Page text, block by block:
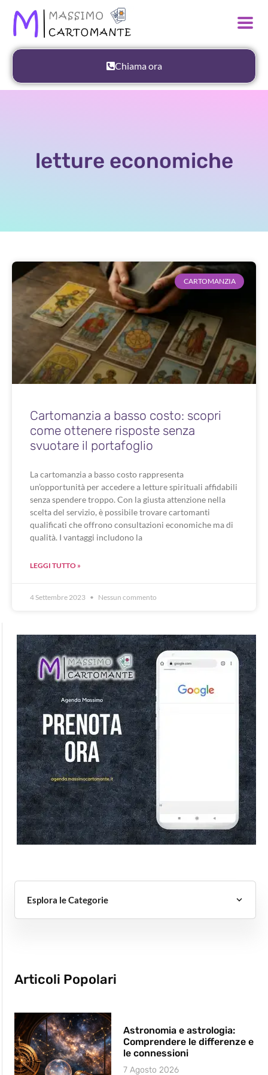
Chiama ora
letture economiche
CARTOMANZIA
Cartomanzia a basso costo: scopri
come ottenere risposte senza
svuotare il portafoglio
La cartomanzia a basso costo rappresenta
un’opportunità per accedere a letture spirituali affidabili
senza spendere troppo. Con la giusta attenzione nella
scelta del servizio, è possibile trovare cartomanti
qualificati che offrono consultazioni economiche ma di
qualità. I vantaggi includono la
LEGGI TUTTO »
4 Settembre 2023 Nessun commento
Esplora le Categorie
Articoli Popolari
Astronomia e astrologia:
Comprendere le differenze e
le connessioni
7 Agosto 2026